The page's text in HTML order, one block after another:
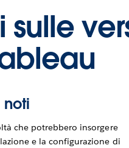
sulle
noti
che potrebbero insorgere
e la configurazione di